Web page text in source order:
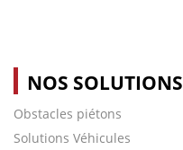
NOS SOLUTIONS
Obstacles piétons
Solutions Véhicules